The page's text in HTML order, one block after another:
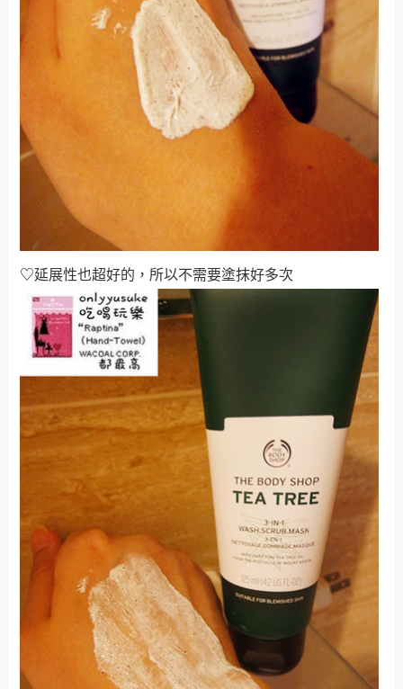
♡延展性也超好的，所以不需要塗抹好多次